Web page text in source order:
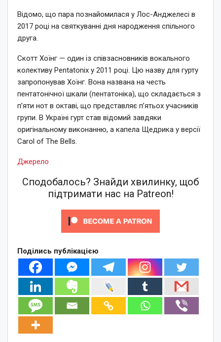
Відомо, що пара познайомилася у Лос-Анджелесі в
2017 році на святкуванні дня народження спільного
друга.
Скотт Хоїнг — один із співзасновників вокального
колективу Pentatonix у 2011 році. Цю назву для гурту
запропонував Хоїнг. Вона названа на честь
пентатонічної шкали (пентатоніка), що складається з
п’яти нот в октаві, що представляє п’ятьох учасників
групи. В Україні гурт став відомий завдяки
оригінальному виконанню, а капела Щедрика у версії
Carol of The Bells.
Джерело
Сподобалось? Знайди хвилинку, щоб
підтримати нас на Patreon!
Поділись публікацією